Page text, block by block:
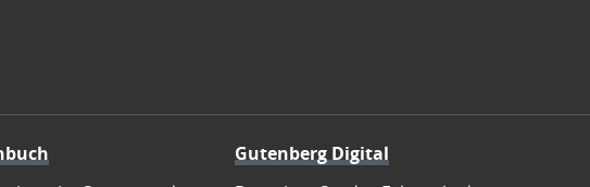
Gutenberg Digital